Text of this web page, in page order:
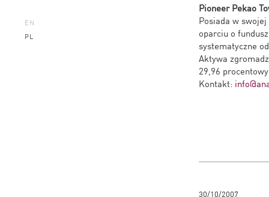
EN
PL
Pioneer Pekao
Posiada w
oparciu o
systematyczne
Aktywa
29,96
Kontakt:
30/10/2007